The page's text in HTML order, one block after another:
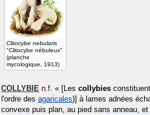
Clitocybe nebularis
"Clitocybe nébuleux"
(planche
mycologique, 1913)
COLLYBIE n.f. « [Les collybies
l'ordre des agaricales)] à lames adnées
convexe puis plan, au pied sans anneau,